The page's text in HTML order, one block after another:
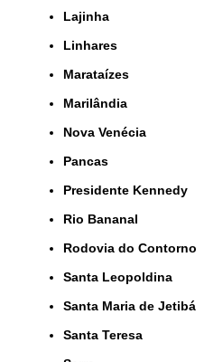
Lajinha
Linhares
Marataízes
Marilândia
Nova Venécia
Pancas
Presidente Kennedy
Rio Bananal
Rodovia do Contorno
Santa Leopoldina
Santa Maria de Jetibá
Santa Teresa